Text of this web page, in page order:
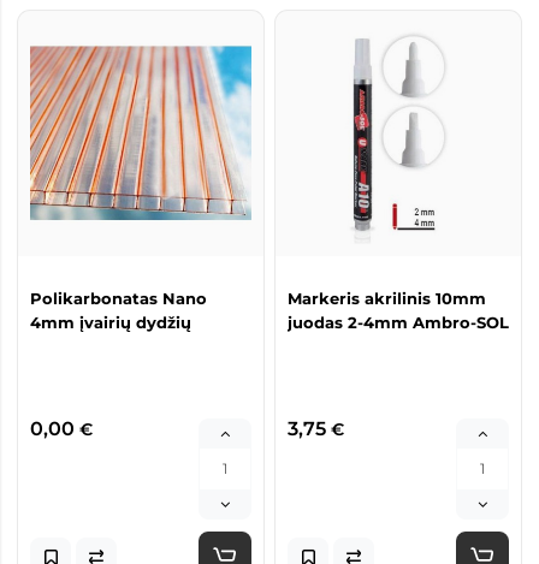
Polikarbonatas Nano
4mm įvairių dydžių
0,00 €
Markeris akrilinis 10mm
juodas 2-4mm Ambro-SOL
3,75 €